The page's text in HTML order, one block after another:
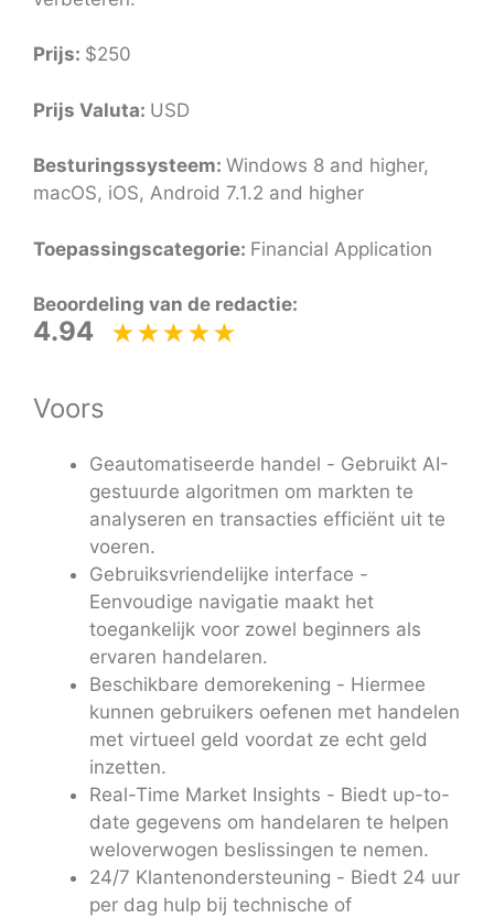
Prijs: $250
Prijs Valuta: USD
Besturingssysteem: Windows 8 and higher,
macOS, iOS, Android 7.1.2 and higher
Toepassingscategorie: Financial Application
Beoordeling van de redactie:
4.94
Voors
Geautomatiseerde handel - Gebruikt AI-
gestuurde algoritmen om markten te
analyseren en transacties efficiënt uit te
voeren.
Gebruiksvriendelijke interface -
Eenvoudige navigatie maakt het
toegankelijk voor zowel beginners als
ervaren handelaren.
Beschikbare demorekening - Hiermee
kunnen gebruikers oefenen met handelen
met virtueel geld voordat ze echt geld
inzetten.
Real-Time Market Insights - Biedt up-to-
date gegevens om handelaren te helpen
weloverwogen beslissingen te nemen.
24/7 Klantenondersteuning - Biedt 24 uur
per dag hulp bij technische of